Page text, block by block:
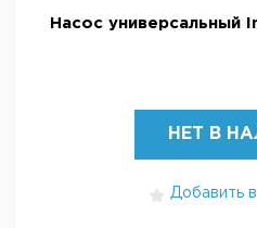
Насос универсальный
НЕТ В
Добавить